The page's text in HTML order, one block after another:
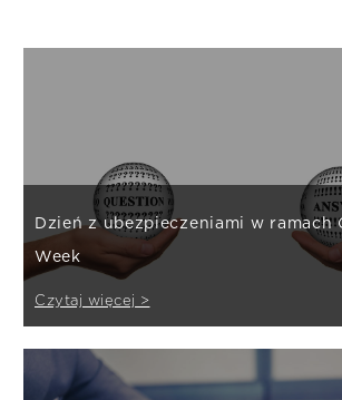
Dzień z ubezpieczeniami w ramach
Week
Czytaj więcej >